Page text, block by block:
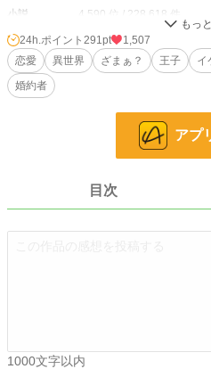
小説 4,590 位 / 228,618 件
恋愛 2,293 位 / 66,320 件
お気に入り 151
2026.03.03 17:11
初回完結日時 2026.03.03 17:11
累計ポイント 160,026 pt (22,975 位)
24h.ポイント 291pt
1,507
恋愛
異世界 ざまぁ？ 王子 イ
婚約者
アプ
目次
1000文字以内